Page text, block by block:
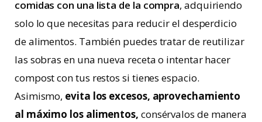
comidas con una lista de la compra, adquiriendo
solo lo que necesitas para reducir el desperdicio
de alimentos. También puedes tratar de reutilizar
las sobras en una nueva receta o intentar hacer
compost con tus restos si tienes espacio.
Asimismo, evita los excesos, aprovechamiento
al máximo los alimentos, consérvalos de manera